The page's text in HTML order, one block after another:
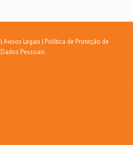
| Avisos Legais | Política de Proteção de
Dados Pessoais